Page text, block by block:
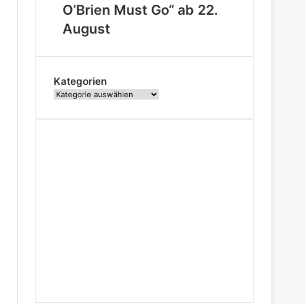
Folgen
von
„Conan
Must
ab
22.
O’Brien Must Go“ ab 22.
August
Kategorien
Kategorien